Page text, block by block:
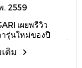
าที ตัวเรือนขนาด
งคำชมพูประกอบ
ส่วนไม่น้อยกว่า
น สามารถมองเห็น
งหมดผ่านกระจก
. 2559
เผยพรีวิว
รุ่นใหม่ของปี
ซึ่งล้วนเป็นผลงานที่
านกับจักรวาลแห่ง
ติม